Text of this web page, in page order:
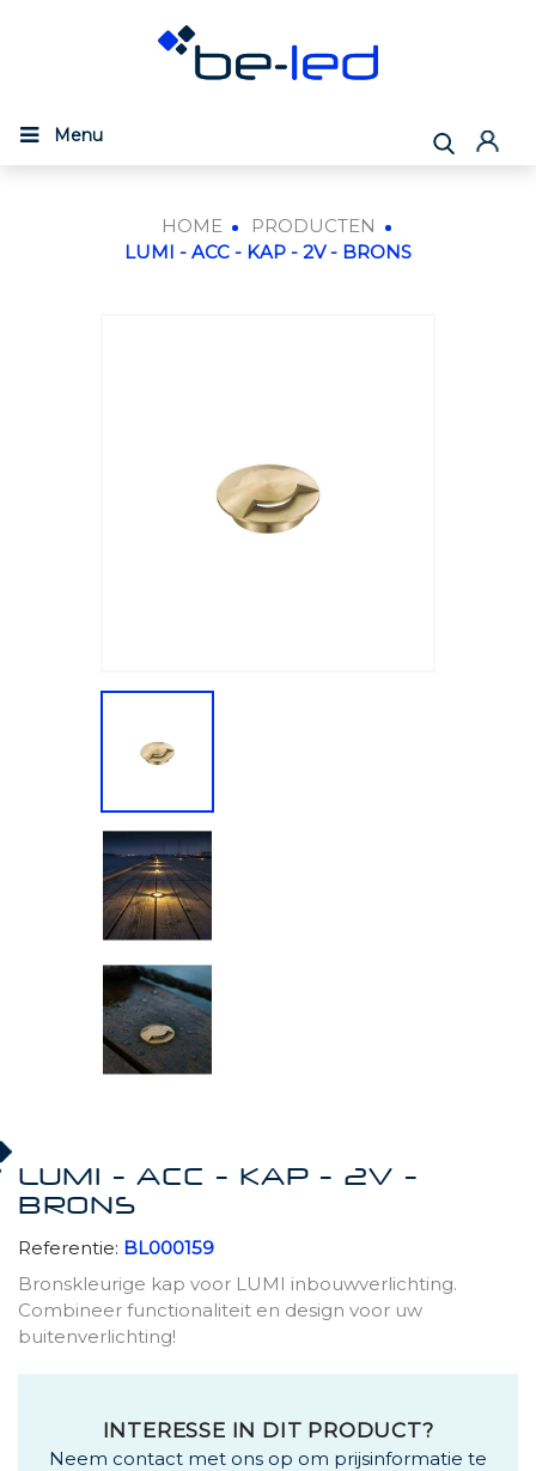
Menu
HOME
PRODUCTEN
LUMI - ACC - KAP - 2V - BRONS
LUMI - ACC - KAP - 2V -
BRONS
Referentie: BL000159
Bronskleurige kap voor LUMI inbouwverlichting.
Combineer functionaliteit en design voor uw
buitenverlichting!
INTERESSE IN DIT PRODUCT?
Neem contact met ons op om prijsinformatie te